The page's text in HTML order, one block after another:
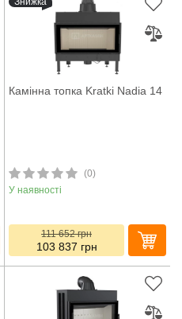
Камінна топка Kratki Nadia 14
(0)
У наявності
111 652грн
103 837 грн